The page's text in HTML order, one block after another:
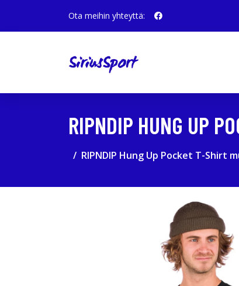
Ota meihin yhteyttä:
RIPNDIP HUNG UP
RIPNDIP Hung Up Pocket T-Shirt